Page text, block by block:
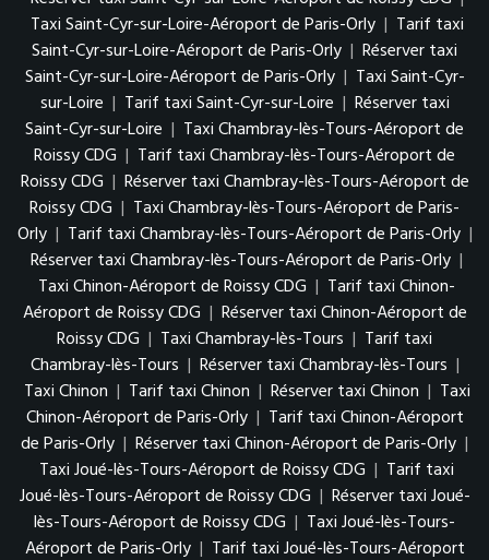
Taxi Saint-Cyr-sur-Loire-Aéroport de Paris-Orly | Tarif taxi
Saint-Cyr-sur-Loire-Aéroport de Paris-Orly | Réserver taxi
Saint-Cyr-sur-Loire-Aéroport de Paris-Orly | Taxi Saint-Cyr-
sur-Loire | Tarif taxi Saint-Cyr-sur-Loire | Réserver taxi
Saint-Cyr-sur-Loire | Taxi Chambray-lès-Tours-Aéroport de
Roissy CDG | Tarif taxi Chambray-lès-Tours-Aéroport de
Roissy CDG | Réserver taxi Chambray-lès-Tours-Aéroport de
Roissy CDG | Taxi Chambray-lès-Tours-Aéroport de Paris-
Orly | Tarif taxi Chambray-lès-Tours-Aéroport de Paris-Orly |
Réserver taxi Chambray-lès-Tours-Aéroport de Paris-Orly |
Taxi Chinon-Aéroport de Roissy CDG | Tarif taxi Chinon-
Aéroport de Roissy CDG | Réserver taxi Chinon-Aéroport de
Roissy CDG | Taxi Chambray-lès-Tours | Tarif taxi
Chambray-lès-Tours | Réserver taxi Chambray-lès-Tours |
Taxi Chinon | Tarif taxi Chinon | Réserver taxi Chinon | Taxi
Chinon-Aéroport de Paris-Orly | Tarif taxi Chinon-Aéroport
de Paris-Orly | Réserver taxi Chinon-Aéroport de Paris-Orly |
Taxi Joué-lès-Tours-Aéroport de Roissy CDG | Tarif taxi
Joué-lès-Tours-Aéroport de Roissy CDG | Réserver taxi Joué-
lès-Tours-Aéroport de Roissy CDG | Taxi Joué-lès-Tours-
Aéroport de Paris-Orly | Tarif taxi Joué-lès-Tours-Aéroport